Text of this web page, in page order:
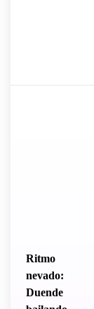
Ritmo
nevado:
Duende